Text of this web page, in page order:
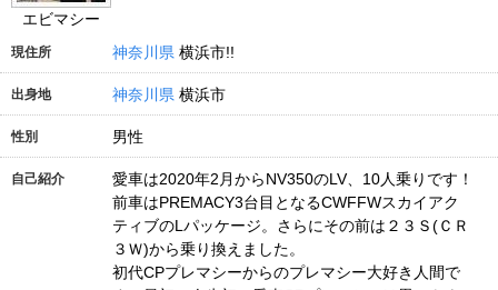
エビマシー
現住所 神奈川県 横浜市!!
出身地 神奈川県 横浜市
性別 男性
自己紹介
愛車は2020年2月からNV350のLV、10人乗りです！
前車はPREMACY3台目となるCWFFWスカイアク
ティブのLパッケージ。さらにその前は２３Ｓ(ＣＲ
３Ｗ)から乗り換えました。
初代CPプレマシーからのプレマシー大好き人間で